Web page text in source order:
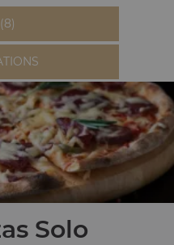
Solo